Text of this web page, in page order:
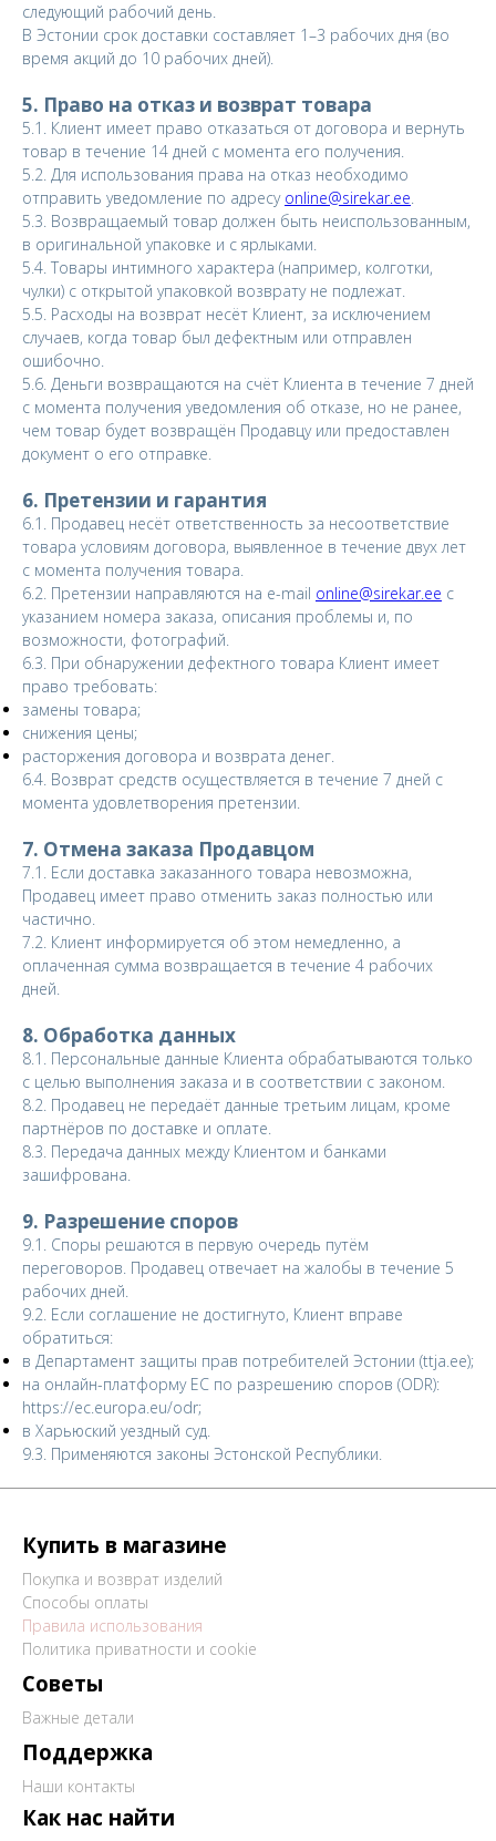
следующий рабочий день.
В Эстонии срок доставки составляет 1–3 рабочих дня (во
время акций до 10 рабочих дней).
5. Право на отказ и возврат товара
5.1. Клиент имеет право отказаться от договора и вернуть
товар в течение 14 дней с момента его получения.
5.2. Для использования права на отказ необходимо
отправить уведомление по адресу online@sirekar.ee.
5.3. Возвращаемый товар должен быть неиспользованным,
в оригинальной упаковке и с ярлыками.
5.4. Товары интимного характера (например, колготки,
чулки) с открытой упаковкой возврату не подлежат.
5.5. Расходы на возврат несёт Клиент, за исключением
случаев, когда товар был дефектным или отправлен
ошибочно.
5.6. Деньги возвращаются на счёт Клиента в течение 7 дней
с момента получения уведомления об отказе, но не ранее,
чем товар будет возвращён Продавцу или предоставлен
документ о его отправке.
6. Претензии и гарантия
6.1. Продавец несёт ответственность за несоответствие
товара условиям договора, выявленное в течение двух лет
с момента получения товара.
6.2. Претензии направляются на e-mail online@sirekar.ee с
указанием номера заказа, описания проблемы и, по
возможности, фотографий.
6.3. При обнаружении дефектного товара Клиент имеет
право требовать:
замены товара;
снижения цены;
расторжения договора и возврата денег.
6.4. Возврат средств осуществляется в течение 7 дней с
момента удовлетворения претензии.
7. Отмена заказа Продавцом
7.1. Если доставка заказанного товара невозможна,
Продавец имеет право отменить заказ полностью или
частично.
7.2. Клиент информируется об этом немедленно, а
оплаченная сумма возвращается в течение 4 рабочих
дней.
8. Обработка данных
8.1. Персональные данные Клиента обрабатываются только
с целью выполнения заказа и в соответствии с законом.
8.2. Продавец не передаёт данные третьим лицам, кроме
партнёров по доставке и оплате.
8.3. Передача данных между Клиентом и банками
зашифрована.
9. Разрешение споров
9.1. Споры решаются в первую очередь путём
переговоров. Продавец отвечает на жалобы в течение 5
рабочих дней.
9.2. Если соглашение не достигнуто, Клиент вправе
обратиться:
в Департамент защиты прав потребителей Эстонии (ttja.ee);
на онлайн-платформу ЕС по разрешению споров (ODR):
https://ec.europa.eu/odr;
в Харьюский уездный суд.
9.3. Применяются законы Эстонской Республики.
Купить в магазине
Покупка и возврат изделий
Способы оплаты
Правила использования
Политика приватности и cookie
Советы
Важные детали
Поддержка
Наши контакты
Как нас найти